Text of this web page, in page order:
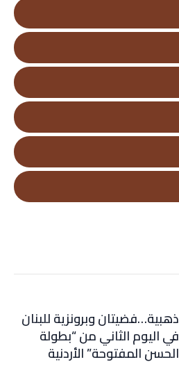
ذهبية…فضيتان وبرونزية للبنان
في اليوم الثاني من “بطولة
الحسن المفتوحة” الأردنية